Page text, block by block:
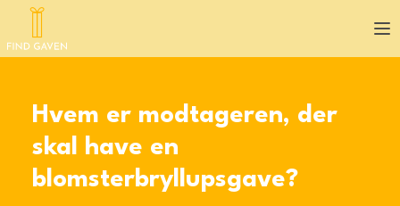
Hvem er modtageren, der
skal have en
blomsterbryllupsgave?